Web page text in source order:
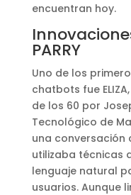
encuentran hoy.
PARRY
Uno de los
chatbots fue
de los 60 por
Tecnológico de
una conversación
utilizaba técnicas
lenguaje natural
usuarios. Aunque